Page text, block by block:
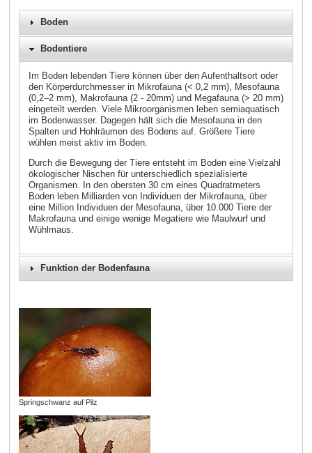
Boden
Bodentiere
Im Boden lebenden Tiere können über den Aufenthaltsort oder
den Körperdurchmesser in Mikrofauna (< 0,2 mm), Mesofauna
(0,2–2 mm), Makrofauna (2 - 20mm) und Megafauna (> 20 mm)
eingeteilt werden. Viele Mikroorganismen leben semiaquatisch
im Bodenwasser. Dagegen hält sich die Mesofauna in den
Spalten und Hohlräumen des Bodens auf. Größere Tiere
wühlen meist aktiv im Boden.
Durch die Bewegung der Tiere entsteht im Boden eine Vielzahl
ökologischer Nischen für unterschiedlich spezialisierte
Organismen. In den obersten 30 cm eines Quadratmeters
Boden leben Milliarden von Individuen der Mikrofauna, über
eine Million Individuen der Mesofauna, über 10.000 Tiere der
Makrofauna und einige wenige Megatiere wie Maulwurf und
Wühlmaus.
Funktion der Bodenfauna
Springschwanz auf Pilz